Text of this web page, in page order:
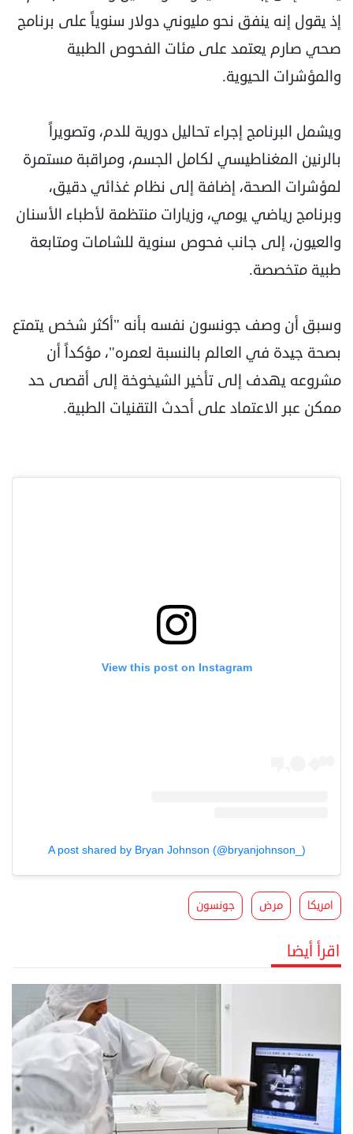
إذ يقول إنه ينفق نحو مليوني دولار سنوياً على برنامج
صحي صارم يعتمد على مئات الفحوص الطبية
والمؤشرات الحيوية.
ويشمل البرنامج إجراء تحاليل دورية للدم، وتصويراً
بالرنين المغناطيسي لكامل الجسم، ومراقبة مستمرة
لمؤشرات الصحة، إضافة إلى نظام غذائي دقيق،
وبرنامج رياضي يومي، وزيارات منتظمة لأطباء الأسنان
والعيون، إلى جانب فحوص سنوية للشامات ومتابعة
طبية متخصصة.
وسبق أن وصف جونسون نفسه بأنه "أكثر شخص يتمتع
بصحة جيدة في العالم بالنسبة لعمره"، مؤكداً أن
مشروعه يهدف إلى تأخير الشيخوخة إلى أقصى حد
ممكن عبر الاعتماد على أحدث التقنيات الطبية.
View this post on Instagram
A post shared by Bryan Johnson (@bryanjohnson_)
امريكا مرض جونسون
اقرأ أيضا